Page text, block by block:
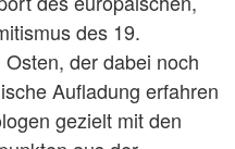
des 19.
der dabei noch
Aufladung erfahren
gezielt mit den